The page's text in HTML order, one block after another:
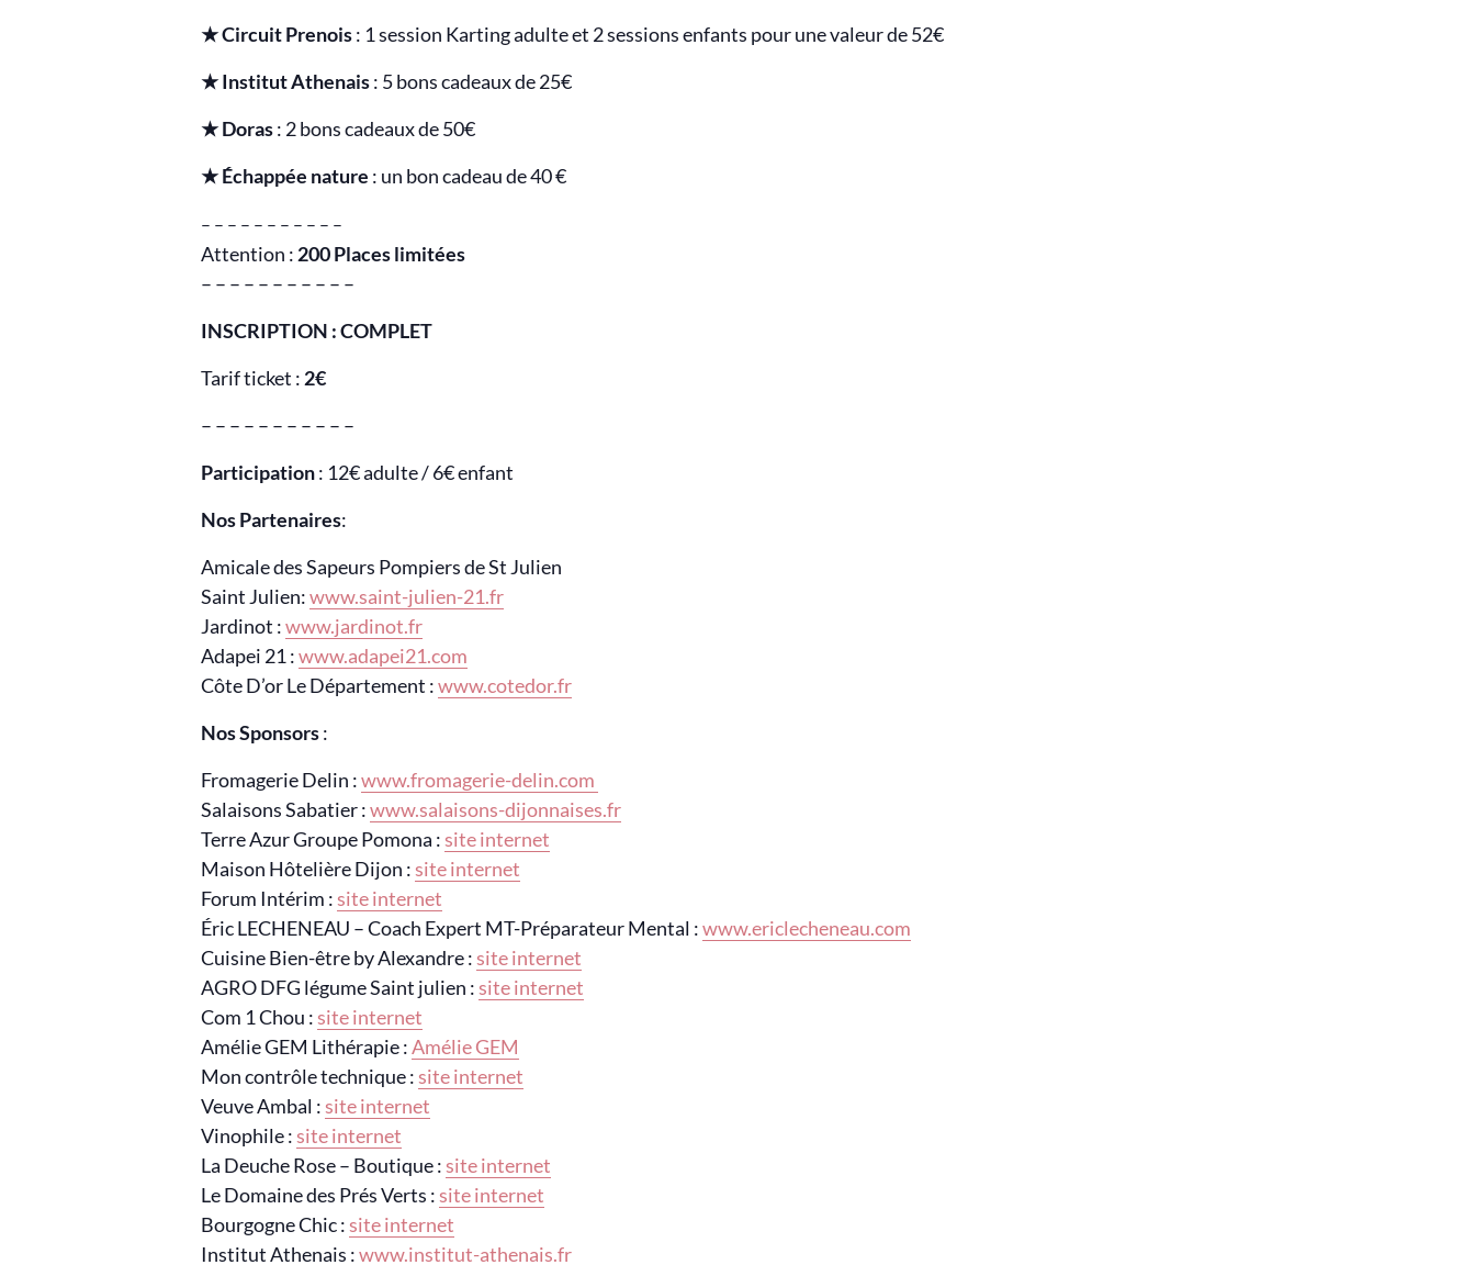
★ Circuit Prenois: 1 session Karting adulte et 2 sessions enfants pour une valeur de 52€
★ Institut Athenais: 5 bons cadeaux de 25€
★ Doras: 2 bons cadeaux de 50€
★ Échappée nature : un bon cadeau de 40 €
– – – – – – – – – – –
Attention : 200 Places limitées
– – – – – – – – – – –
INSCRIPTION : COMPLET
Tarif ticket : 2€
– – – – – – – – – – –
Participation: 12€ adulte / 6€ enfant
Nos Partenaires:
Amicale des Sapeurs Pompiers de St Julien
Saint Julien:www.saint-julien-21.fr
Jardinot :www.jardinot.fr
Adapei 21 :www.adapei21.com
Côte D’or Le Département :www.cotedor.fr
Nos Sponsors:
Fromagerie Delin :www.fromagerie-delin.com
Salaisons Sabatier :www.salaisons-dijonnaises.fr
Terre Azur Groupe Pomona :site internet
Maison Hôtelière Dijon :site internet
Forum Intérim :site internet
Éric LECHENEAU – Coach Expert MT-Préparateur Mental :www.ericlecheneau.com
Cuisine Bien-être by Alexandre :site internet
AGRO DFG légume Saint julien :site internet
Com 1 Chou :site internet
Amélie GEM Lithérapie :Amélie GEM
Mon contrôle technique :site internet
Veuve Ambal :site internet
Vinophile :site internet
La Deuche Rose – Boutique :site internet
Le Domaine des Prés Verts :site internet
Bourgogne Chic :site internet
Institut Athenais :www.institut-athenais.fr